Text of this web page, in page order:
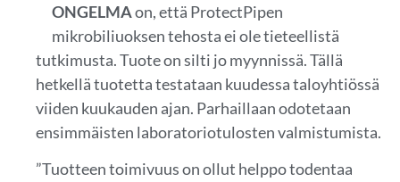
ONGELMAon, että ProtectPipen
mikrobiliuoksen tehosta ei ole tieteellistä
tutkimusta. Tuote on silti jo myynnissä. Tällä
hetkellä tuotetta testataan kuudessa taloyhtiössä
viiden kuukauden ajan. Parhaillaan odotetaan
ensimmäisten laboratoriotulosten valmistumista.
”Tuotteen toimivuus on ollut helppo todentaa